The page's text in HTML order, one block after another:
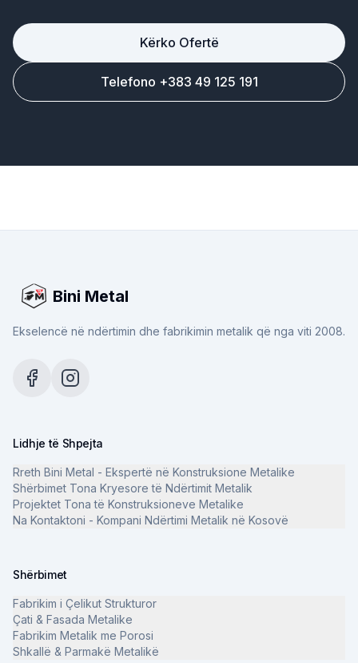
Kërko Ofertë
Telefono +383 49 125 191
Bini Metal
Ekselencë në ndërtimin dhe fabrikimin metalik që nga viti 2008.
Lidhje të Shpejta
Rreth Bini Metal - Ekspertë në Konstruksione Metalike
Shërbimet Tona Kryesore të Ndërtimit Metalik
Projektet Tona të Konstruksioneve Metalike
Na Kontaktoni - Kompani Ndërtimi Metalik në Kosovë
Shërbimet
Fabrikim i Çelikut Strukturor
Çati & Fasada Metalike
Fabrikim Metalik me Porosi
Shkallë & Parmakë Metalikë